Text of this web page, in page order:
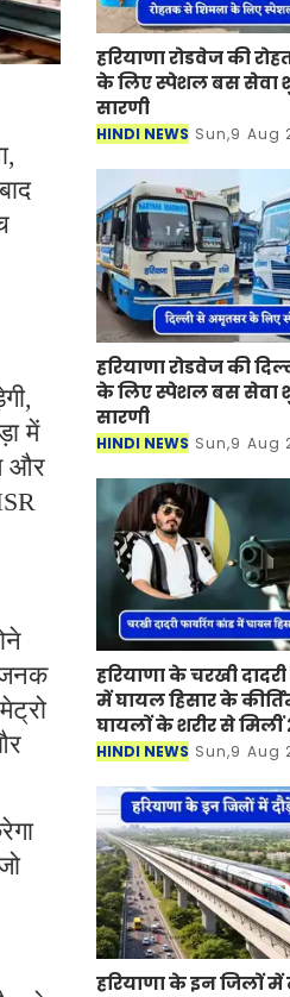
में
और
हरियाणा रोडवेज की
के लिए स्पेशल बस
सारणी
HINDI NEWS Sun,9 Aug
हरियाणा रोडवेज की
के लिए स्पेशल बस
सारणी
HINDI NEWS Sun,9 Aug
हरियाणा के चरखी
में घायल हिसार के
घायलों के शरीर से मिलीं
HINDI NEWS Sun,9 Aug
हरियाणा के इन जिलों में